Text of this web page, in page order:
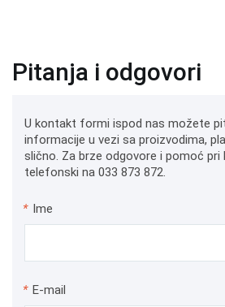
Pitanja i odgovori
U kontakt formi ispod nas možete
informacije u vezi sa proizvodima,
slično. Za brze odgovore i pomoć pri
telefonski na 033 873 872.
* Ime
* E-mail